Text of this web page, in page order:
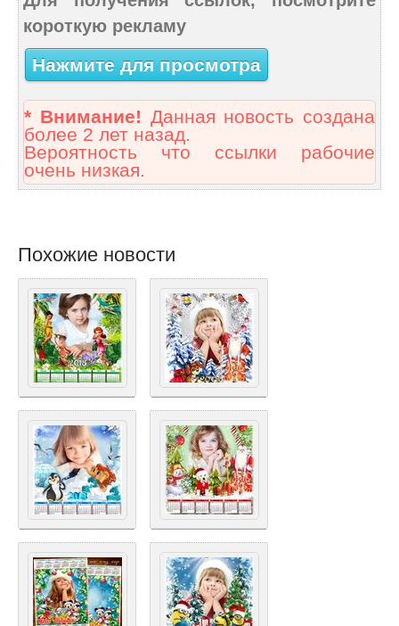
короткую рекламу
Нажмите для просмотра
* Внимание! Данная новость создана
более 2 лет назад.
Вероятность что ссылки рабочие
очень низкая.
Похожие новости